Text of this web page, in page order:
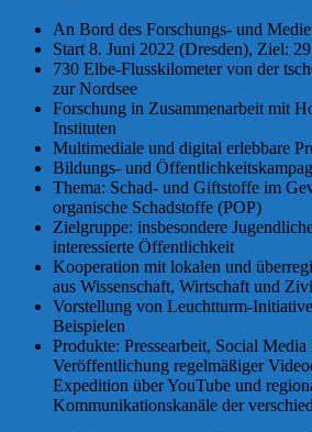
An Bord des Forschungs- und
Start 8. Juni 2022 (Dresden), Ziel:
730 Elbe-Flusskilometer von der
zur Nordsee
Forschung in Zusammenarbeit mit
Instituten
Multimediale und digital erlebbare
Bildungs- und
Thema: Schad- und Giftstoffe im
organische Schadstoffe (POP)
Zielgruppe: insbesondere
interessierte Öffentlichkeit
Kooperation mit lokalen und
aus Wissenschaft, Wirtschaft und
Vorstellung von Leuchtturm-
Beispielen
Produkte: Pressearbeit, Social Media
Veröffentlichung regelmäßiger
Expedition über YouTube und
Kommunikationskanäle der